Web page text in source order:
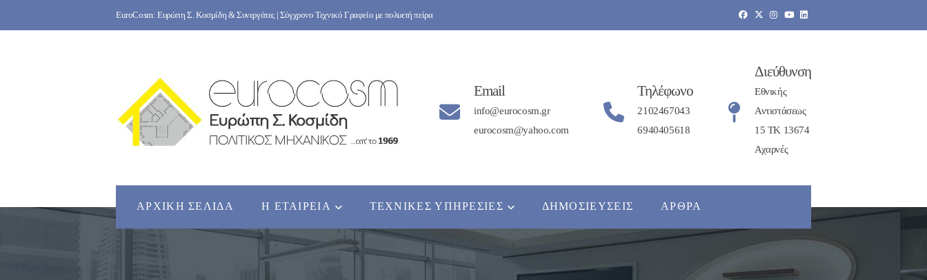
to
EuroCosm: Ευρώπη Σ. Κοσμίδη & Συνεργάτες | Σύγχρονο Τεχνικό Γραφείο με πολυετή πείρα
Email
info@eurocosm.gr
eurocosm@yahoo.com
Τηλέφωνο
2102467043
6940405618
Διεύθυνση
Εθνικής
Αντιστάσεως
15 ΤΚ 13674
Αχαρνές
ΑΡΧΙΚΉ ΣΕΛΊΔΑ Η ΕΤΑΙΡΕΊΑ ΤΕΧΝΙΚΈΣ ΥΠΗΡΕΣΊΕΣ ΔΗΜΟΣΙΕΎΣΕΙΣ ΆΡΘΡΑ